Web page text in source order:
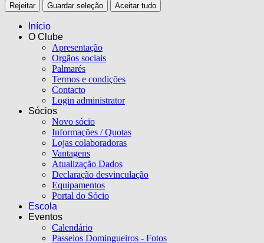
Rejeitar Guardar seleção Aceitar tudo
Início
O Clube
Apresentação
Orgãos sociais
Palmarés
Termos e condições
Contacto
Login administrator
Sócios
Novo sócio
Informações / Quotas
Lojas colaboradoras
Vantagens
Atualização Dados
Declaração desvinculação
Equipamentos
Portal do Sócio
Escola
Eventos
Calendário
Passeios Domingueiros - Fotos